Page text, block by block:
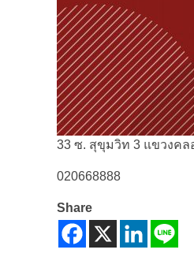
33 ซ. สุขุมวิท 3 แขวงคล
020668888
Share